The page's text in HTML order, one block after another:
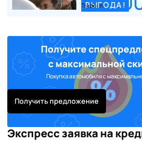
ВЫГОДА!
Trade-In.
Получите
с максимальной
Покупка автомобиля с
Получить предложение
Экспресс заявка на